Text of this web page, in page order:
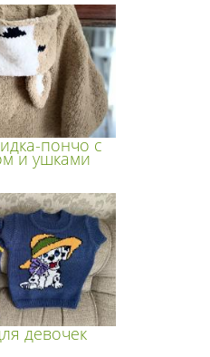
пончо с
и ушками
девочек